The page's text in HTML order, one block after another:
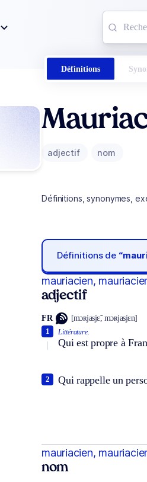
Définitions
adjectif nom
Définitions, synonymes,
Définitions de
mauriacien,
adjectif
FR [mɔʀjasjɛ̃, mɔʀjasjɛn]
Littérature.
Qui est propre à
1
Qui rappelle un
2
mauriacien,
nom